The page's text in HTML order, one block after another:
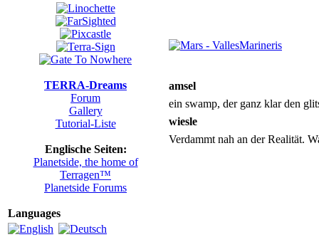
TERRA-Dreams
Forum
Gallery
Tutorial-Liste
Englische Seiten:
Planetside, the home of
Terragen™
Planetside Forums
Languages
amsel
ein swamp, der ganz klar den
wiesle
Verdammt nah an der Realität.